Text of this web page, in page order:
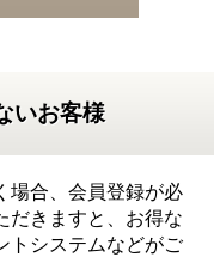
いお客様
場合、会員登録が必
だきますと、お得な
トシステムなどがご